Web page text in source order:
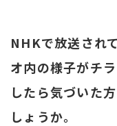
NHKで放送され
オ内の様子がチ
したら気づいた
しょうか。